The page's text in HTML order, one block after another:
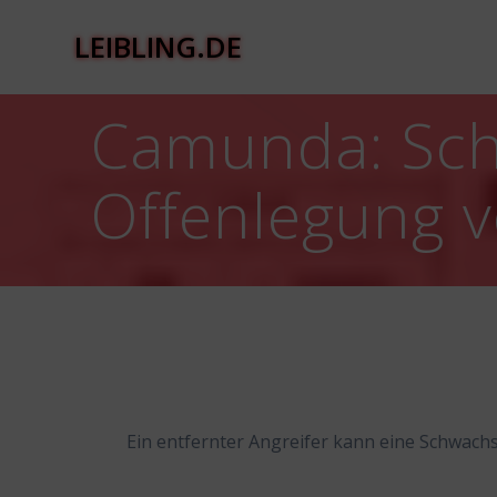
LEIBLING.DE
Camunda:
Offenlegung
Ein entfernter Angreifer kann eine